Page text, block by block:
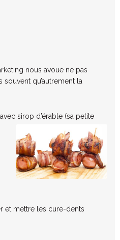
nous avoue ne pas
qu’autrement la
sirop d’érable (sa petite
et mettre les cure-dents